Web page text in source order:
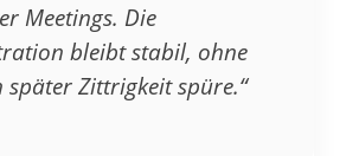
Meetings. Die
bleibt stabil, ohne
später Zittrigkeit spüre.“